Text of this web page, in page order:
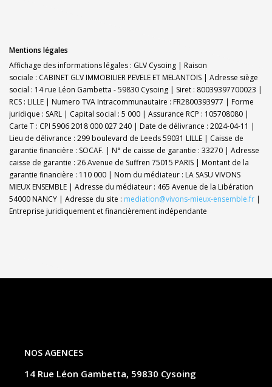
Mentions légales
Affichage des informations légales : GLV Cysoing | Raison
sociale : CABINET GLV IMMOBILIER PEVELE ET MELANTOIS | Adresse siège
social : 14 rue Léon Gambetta - 59830 Cysoing | Siret : 80039397700023 |
RCS : LILLE | Numero TVA Intracommunautaire : FR2800393977 | Forme
juridique : SARL | Capital social : 5 000 | Assurance RCP : 105708080 |
Carte T : CPI 5906 2018 000 027 240 | Date de délivrance : 2024-04-11 |
Lieu de délivrance : 299 boulevard de Leeds 59031 LILLE | Caisse de
garantie financière : SOCAF. | N° de caisse de garantie : 33270 | Adresse
caisse de garantie : 26 Avenue de Suffren 75015 PARIS | Montant de la
garantie financière : 110 000 | Nom du médiateur : LA SASU VIVONS
MIEUX ENSEMBLE | Adresse du médiateur : 465 Avenue de la Libération
54000 NANCY | Adresse du site : mediation@vivons-mieux-ensemble.fr |
Entreprise juridiquement et financièrement indépendante
NOS AGENCES
14 Rue Léon Gambetta, 59830 Cysoing